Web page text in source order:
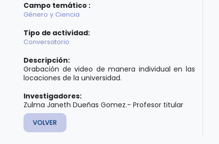
Campo temático :
Género y Ciencia
Tipo de actividad:
Conversatorio
Descripción:
Grabación de video de manera individual en las
locaciones de la universidad.
Investigadores:
Zulma Janeth Dueñas Gomez.- Profesor titular
VOLVER